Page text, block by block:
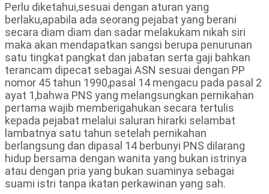
Perlu diketahui,sesuai dengan aturan yang
berlaku,apabila ada seorang pejabat yang berani
secara diam diam dan sadar melakukam nikah siri
maka akan mendapatkan sangsi berupa penurunan
satu tingkat pangkat dan jabatan serta gaji bahkan
terancam dipecat sebagai ASN sesuai dengan PP
nomor 45 tahun 1990,pasal 14 mengacu pada pasal 2
ayat 1,bahwa PNS yang melangsungkan pernikahan
pertama wajib memberigahukan secara tertulis
kepada pejabat melalui saluran hirarki selambat
lambatnya satu tahun setelah pernikahan
berlangsung dan dipasal 14 berbunyi PNS dilarang
hidup bersama dengan wanita yang bukan istrinya
atau dengan pria yang bukan suaminya sebagai
suami istri tanpa ikatan perkawinan yang sah.